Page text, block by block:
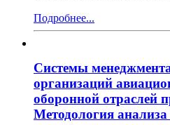
Подробнее...
Системы
организаций
оборонной отраслей
Методология